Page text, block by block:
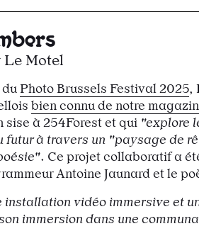
Le Motel
Photo Brussels Festival 2025,
bien connu de notre
sise à 254Forest et qui "explore
futur à travers un "paysage de
. Ce projet collaboratif a
Antoine Jaunard et le
installation vidéo immersive et
immersion dans une